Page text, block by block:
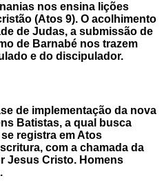
nos ensina lições
(Atos 9). O acolhimento
de Judas, a submissão de
de Barnabé nos trazem
e do discipulador.
de implementação da nova
Batistas, a qual busca
registra em Atos
com a chamada da
Jesus Cristo. Homens